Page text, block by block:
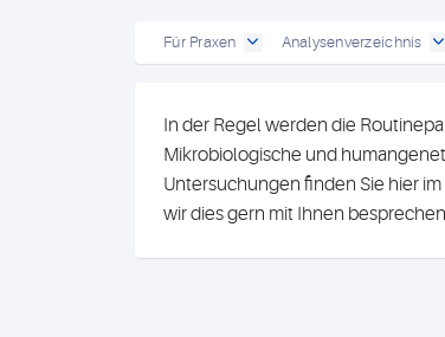
Für Praxen Analysenverzeichnis
In der Regel werden die
Mikrobiologische und
Untersuchungen finden Sie hier
wir dies gern mit Ihnen